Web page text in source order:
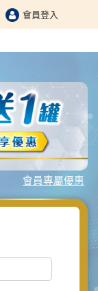
會員登入
會員專屬優惠